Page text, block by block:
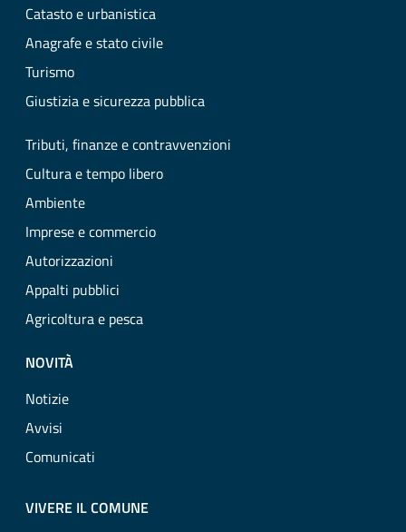
Catasto e urbanistica
Anagrafe e stato civile
Turismo
Giustizia e sicurezza pubblica
Tributi, finanze e contravvenzioni
Cultura e tempo libero
Ambiente
Imprese e commercio
Autorizzazioni
Appalti pubblici
Agricoltura e pesca
NOVITÀ
Notizie
Avvisi
Comunicati
VIVERE IL COMUNE